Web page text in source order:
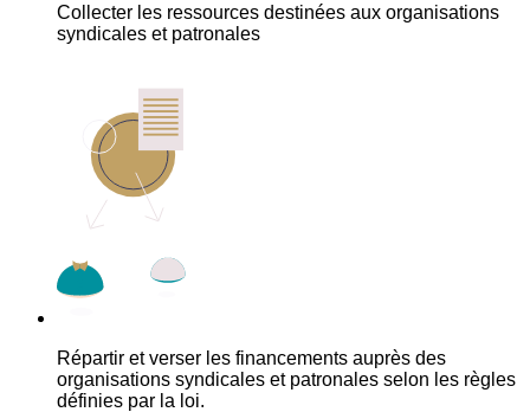
Collecter les ressources destinées aux organisations
syndicales et patronales
Répartir et verser les financements auprès des
organisations syndicales et patronales selon les règles
définies par la loi.